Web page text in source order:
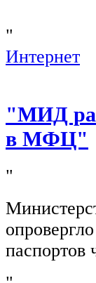
"
Интернет
"МИД
в МФЦ"
"